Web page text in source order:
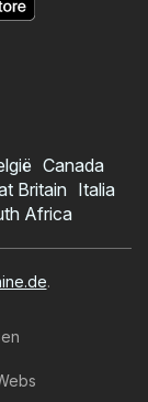
Canada
Britain Italia
Africa
.